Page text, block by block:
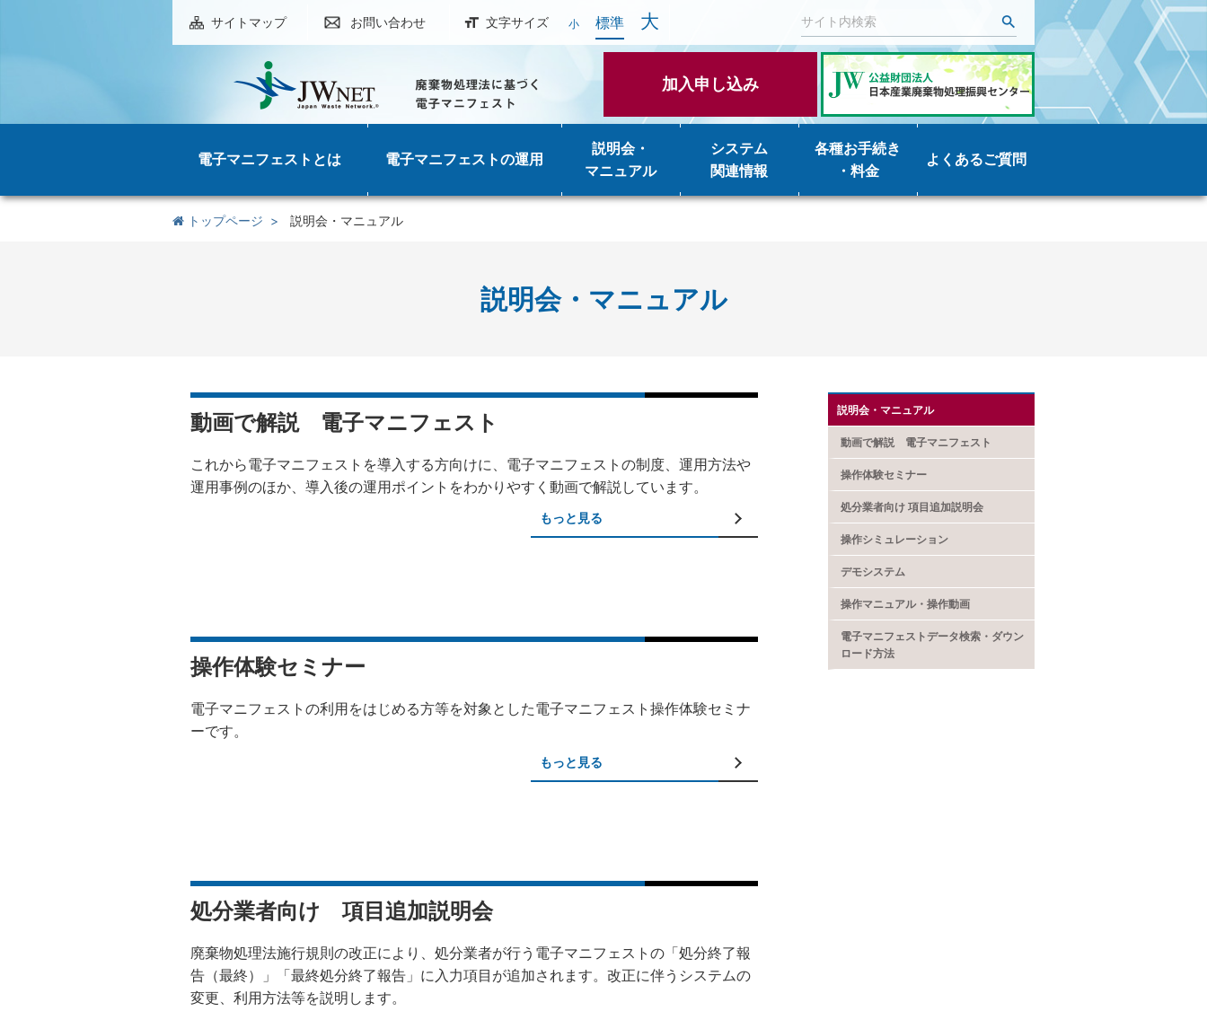
サイトマップ お問い合わせ 文字サイズ 小 標準 大
加入申し込み
電子マニフェストとは 電子マニフェストの運用
説明会・
マニュアル
システム
関連情報
各種お手続き
・料金
よくあるご質問
トップページ 説明会・マニュアル
説明会・マニュアル
動画で解説 電子マニフェスト
これから電子マニフェストを導入する方向けに、電子マニフェストの制度、運用方法や
運用事例のほか、導入後の運用ポイントをわかりやすく動画で解説しています。
もっと見る
操作体験セミナー
電子マニフェストの利用をはじめる方等を対象とした電子マニフェスト操作体験セミナ
ーです。
もっと見る
処分業者向け 項目追加説明会
廃棄物処理法施行規則の改正により、処分業者が行う電子マニフェストの「処分終了報
告（最終）」「最終処分終了報告」に入力項目が追加されます。改正に伴うシステムの
変更、利用方法等を説明します。
説明会・マニュアル
動画で解説 電子マニフェスト
操作体験セミナー
処分業者向け 項目追加説明会
操作シミュレーション
デモシステム
操作マニュアル・操作動画
電子マニフェストデータ検索・ダウン
ロード方法